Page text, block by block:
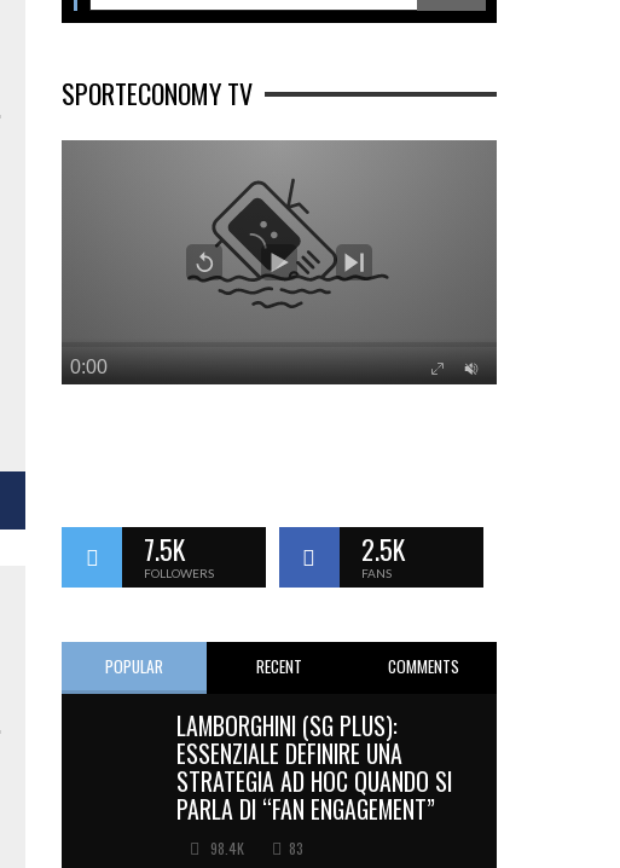
SPORTECONOMY TV
7.5K
FOLLOWERS
2.5K
FANS
POPULAR RECENT COMMENTS
LAMBORGHINI (SG PLUS):
ESSENZIALE DEFINIRE UNA
STRATEGIA AD HOC QUANDO SI
PARLA DI “FAN ENGAGEMENT”
98.4K 83